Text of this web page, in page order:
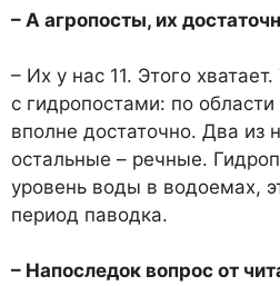
– А агропосты, их
– Их у нас 11. Этого
с гидро­постами: по
вполне достаточно. Два из
остальные – реч­ные.
уровень воды в водоемах,
период па­водка.
– Напоследок вопрос от